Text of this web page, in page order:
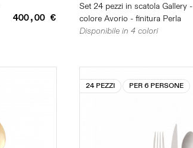
400,00 €
Set 24 pezzi in scatola Gallery -
colore Avorio - finitura Perla
Disponibile in 4 colori
24 PEZZI PER 6 PERSONE